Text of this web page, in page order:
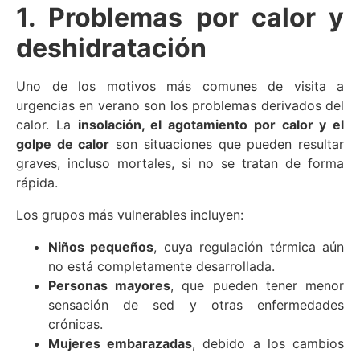
1. Problemas por calor y
deshidratación
Uno de los motivos más comunes de visita a
urgencias en verano son los problemas derivados del
calor. La insolación, el agotamiento por calor y el
golpe de calor son situaciones que pueden resultar
graves, incluso mortales, si no se tratan de forma
rápida.
Los grupos más vulnerables incluyen:
Niños pequeños, cuya regulación térmica aún
no está completamente desarrollada.
Personas mayores, que pueden tener menor
sensación de sed y otras enfermedades
crónicas.
Mujeres embarazadas, debido a los cambios